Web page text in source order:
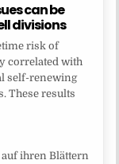
can be
divisions
risk of
correlated with
self-renewing
These results
ihren Blättern